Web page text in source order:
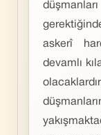
askerî
devamlı